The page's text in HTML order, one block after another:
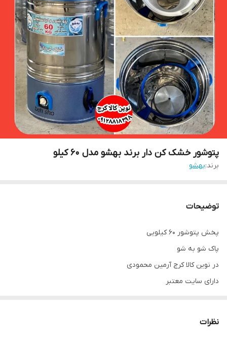
پتوشور خشک کن دار برند بهشو مدل ۶۰ کیلو
برند:بهشو
توضیحات
پخش پتوشور ۶۰ کیلویی
پاک شو به شو
در نوین کالا کرج آرمین محمودی
دارای سایت معتبر
نظرات